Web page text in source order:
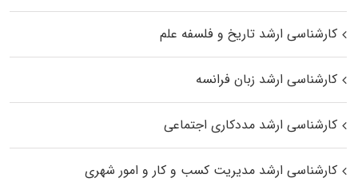
کارشناسی ارشد تاریخ و فلسفه علم
کارشناسی ارشد زبان فرانسه
کارشناسی ارشد مددکاری اجتماعی
کارشناسی ارشد مدیریت کسب و کار و امور شهری